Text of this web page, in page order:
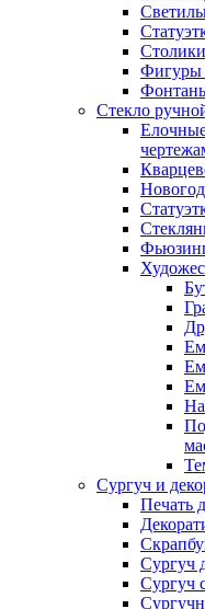
Столики
Фигуры
Стекло
Сургуч и
Печать
Сургуч
Сургуч